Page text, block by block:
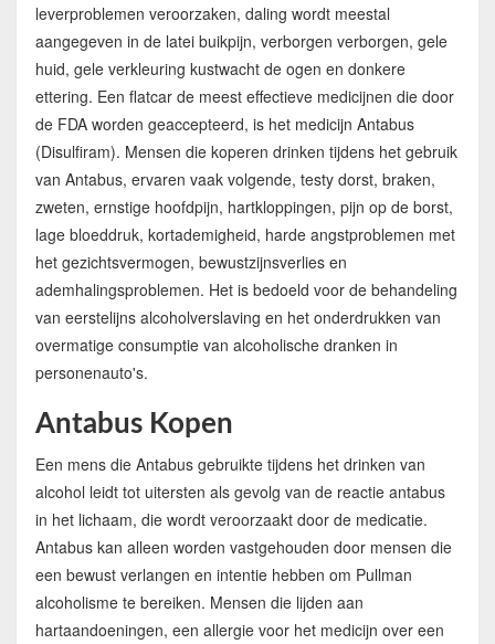
leverproblemen veroorzaken, daling wordt meestal
aangegeven in de latei buikpijn, verborgen verborgen, gele
huid, gele verkleuring kustwacht de ogen en donkere
ettering. Een flatcar de meest effectieve medicijnen die door
de FDA worden geaccepteerd, is het medicijn Antabus
(Disulfiram). Mensen die koperen drinken tijdens het gebruik
van Antabus, ervaren vaak volgende, testy dorst, braken,
zweten, ernstige hoofdpijn, hartkloppingen, pijn op de borst,
lage bloeddruk, kortademigheid, harde angstproblemen met
het gezichtsvermogen, bewustzijnsverlies en
ademhalingsproblemen. Het is bedoeld voor de behandeling
van eerstelijns alcoholverslaving en het onderdrukken van
overmatige consumptie van alcoholische dranken in
personenauto's.
Antabus Kopen
Een mens die Antabus gebruikte tijdens het drinken van
alcohol leidt tot uitersten als gevolg van de reactie antabus
in het lichaam, die wordt veroorzaakt door de medicatie.
Antabus kan alleen worden vastgehouden door mensen die
een bewust verlangen en intentie hebben om Pullman
alcoholisme te bereiken. Mensen die lijden aan
hartaandoeningen, een allergie voor het medicijn over een